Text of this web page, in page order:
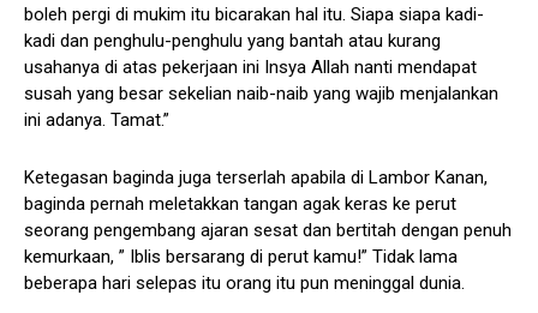
boleh pergi di mukim itu bicarakan hal itu. Siapa siapa kadi-
kadi dan penghulu-penghulu yang bantah atau kurang
usahanya di atas pekerjaan ini Insya Allah nanti mendapat
susah yang besar sekelian naib-naib yang wajib menjalankan
ini adanya. Tamat.”
Ketegasan baginda juga terserlah apabila di Lambor Kanan,
baginda pernah meletakkan tangan agak keras ke perut
seorang pengembang ajaran sesat dan bertitah dengan penuh
kemurkaan, ” Iblis bersarang di perut kamu!” Tidak lama
beberapa hari selepas itu orang itu pun meninggal dunia.